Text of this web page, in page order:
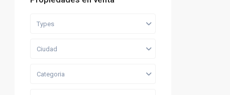
Types
Ciudad
Categoria